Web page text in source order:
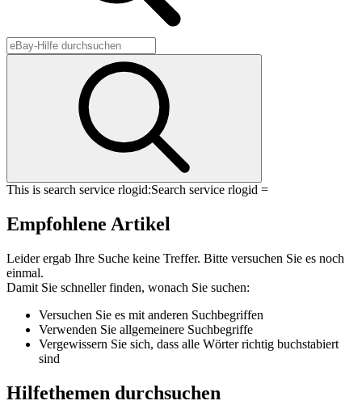
This is search service rlogid:Search service rlogid =
Empfohlene Artikel
Leider ergab Ihre Suche keine Treffer. Bitte versuchen Sie es noch
einmal.
Damit Sie schneller finden, wonach Sie suchen:
Versuchen Sie es mit anderen Suchbegriffen
Verwenden Sie allgemeinere Suchbegriffe
Vergewissern Sie sich, dass alle Wörter richtig buchstabiert
sind
Hilfethemen durchsuchen